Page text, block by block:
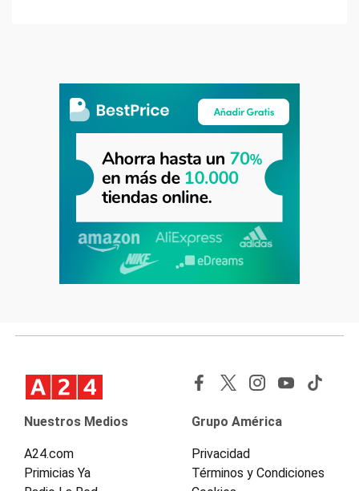
Nuestros Medios
A24.com
Primicias Ya
Grupo América
Privacidad
Términos y Condiciones